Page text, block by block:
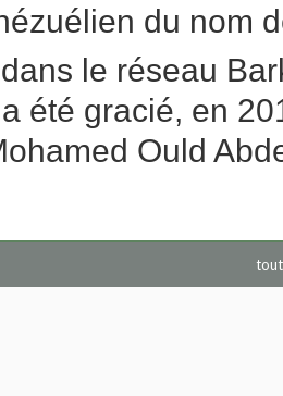
du nom
le réseau
été gracié, en
Ould